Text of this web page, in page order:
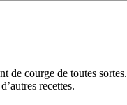
de courge de toutes sortes.
recettes.